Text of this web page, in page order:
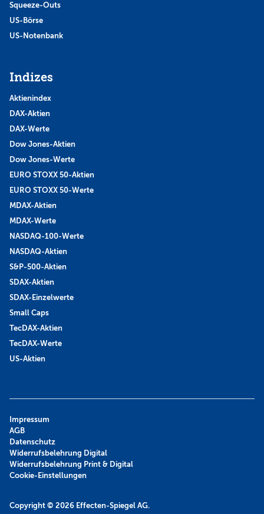
Squeeze-Outs
US-Börse
US-Notenbank
Indizes
Aktienindex
DAX-Aktien
DAX-Werte
Dow Jones-Aktien
Dow Jones-Werte
EURO STOXX 50-Aktien
EURO STOXX 50-Werte
MDAX-Aktien
MDAX-Werte
NASDAQ-100-Werte
NASDAQ-Aktien
S&P-500-Aktien
SDAX-Aktien
SDAX-Einzelwerte
Small Caps
TecDAX-Aktien
TecDAX-Werte
US-Aktien
Copyright © 2026 Effecten-Spiegel AG.
Impressum
AGB
Datenschutz
Widerrufsbelehrung Digital
Widerrufsbelehrung Print & Digital
Cookie-Einstellungen